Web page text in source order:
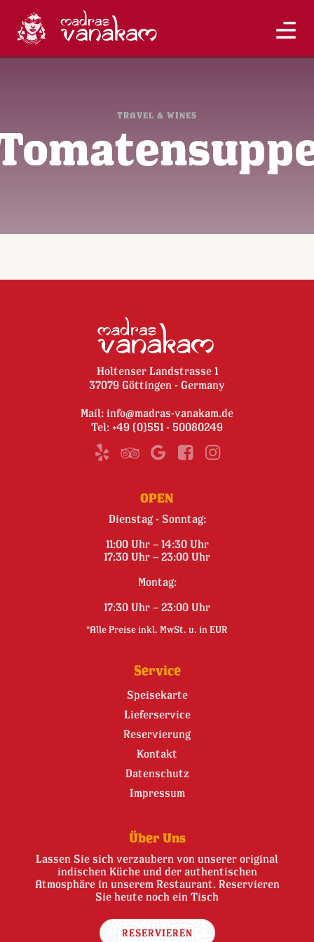
TRAVEL & WINES
Holtenser Landstrasse 1
37079 Göttingen - Germany
Mail: info@madras-vanakam.de
Tel: +49 (0)551 - 50080249
OPEN
Dienstag - Sonntag:
11:00 Uhr – 14:30 Uhr
17:30 Uhr – 23:00 Uhr
Montag:
17:30 Uhr – 23:00 Uhr
*Alle Preise inkl. MwSt. u. in EUR
Service
Speisekarte
Lieferservice
Reservierung
Kontakt
Datenschutz
Impressum
Über Uns
Lassen Sie sich verzaubern von unserer original
indischen Küche und der authentischen
Atmosphäre in unserem Restaurant. Reservieren
Sie heute noch ein Tisch
RESERVIEREN